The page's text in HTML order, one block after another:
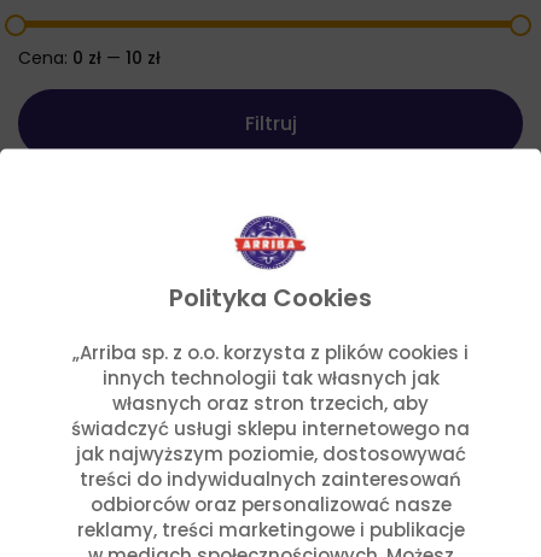
Polityka Cookies
„Arriba sp. z o.o. korzysta z plików cookies i
innych technologii tak własnych jak
własnych oraz stron trzecich, aby
świadczyć usługi sklepu internetowego na
jak najwyższym poziomie, dostosowywać
treści do indywidualnych zainteresowań
odbiorców oraz personalizować nasze
reklamy, treści marketingowe i publikacje
Filtruj
Cena: 0 zł — 10 zł
Bezglutenowy
WegańskiWegetariański